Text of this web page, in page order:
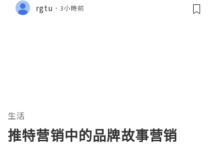
rgtu 3小時前
生活
推特营销中的品牌故事营销